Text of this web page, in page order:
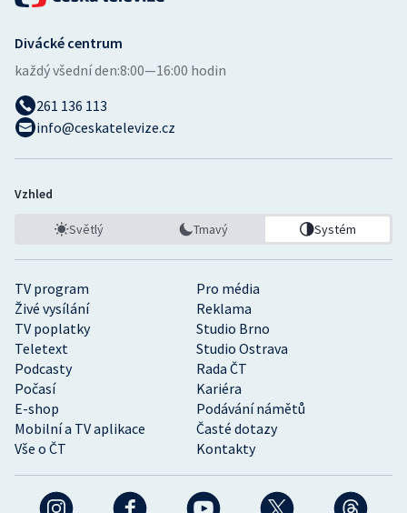
TV program
Pro média
Živé vysílání
Reklama
TV poplatky
Studio Brno
Teletext
Studio Ostrava
Podcasty
Rada ČT
Počasí
Kariéra
E-shop
Podávání námětů
Mobilní a TV aplikace
Časté dotazy
Vše o ČT
Kontakty
Divácké centrum
každý všední den:8:00—16:00 hodin
261 136 113
info@ceskatelevize.cz
Vzhled
Světlý Tmavý Systém